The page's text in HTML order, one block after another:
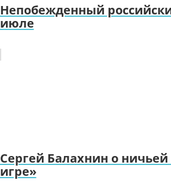
Непобежденный
июле
Сергей Балахнин о
игре»